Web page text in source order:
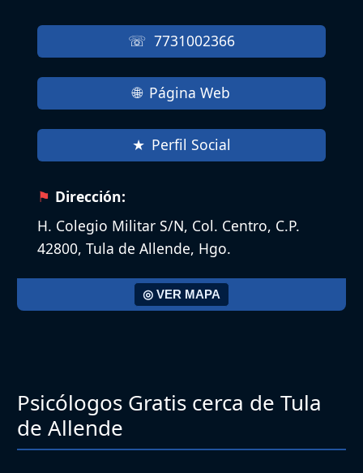
7731002366
Página Web
Perfil Social
Dirección:
H. Colegio Militar S/N, Col. Centro, C.P.
42800, Tula de Allende, Hgo.
◎ VER MAPA
Psicólogos Gratis cerca de Tula
de Allende